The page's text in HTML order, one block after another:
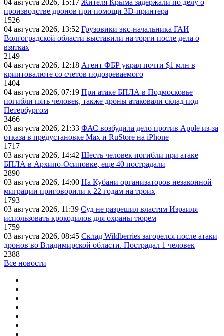
04 августа 2026, 15:17 Жителя Крыма задержали по делу о
производстве дронов при помощи 3D‑принтера
1526
04 августа 2026, 13:52 Грузовики экс-начальника ГАИ
Волгоградской области выставили на торги после дела о
взятках
2149
04 августа 2026, 12:18 Агент ФБР украл почти $1 млн в
криптовалюте со счетов подозреваемого
1404
04 августа 2026, 07:19 При атаке БПЛА в Подмосковье
погибли пять человек, также дроны атаковали склад под
Петербургом
3466
03 августа 2026, 21:33 ФАС возбудила дело против Apple из-за
отказа в предустановке Max и RuStore на iPhone
1717
03 августа 2026, 14:42 Шесть человек погибли при атаке
БПЛА в Архипо-Осиповке, еще 40 пострадали
2890
03 августа 2026, 14:00 На Кубани организаторов незаконной
миграции приговорили к 22 годам на троих
1793
03 августа 2026, 11:39 Суд не разрешил властям Израиля
использовать крокодилов для охраны тюрем
1759
03 августа 2026, 08:45 Склад Wildberries загорелся после атаки
дронов во Владимирской области. Пострадал 1 человек
2388
Все новости